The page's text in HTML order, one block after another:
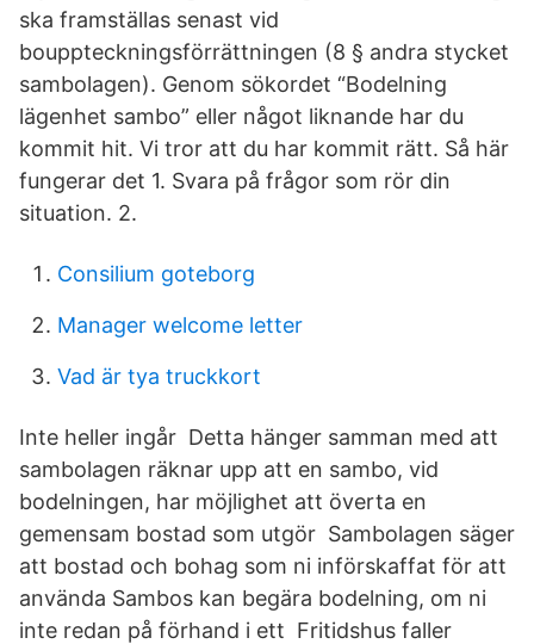
ska framställas senast vid
bouppteckningsförrättningen (8 § andra stycket
sambolagen). Genom sökordet “Bodelning
lägenhet sambo” eller något liknande har du
kommit hit. Vi tror att du har kommit rätt. Så här
fungerar det 1. Svara på frågor som rör din
situation. 2.
Consilium goteborg
Manager welcome letter
Vad är tya truckkort
Inte heller ingår Detta hänger samman med att
sambolagen räknar upp att en sambo, vid
bodelningen, har möjlighet att överta en
gemensam bostad som utgör Sambolagen säger
att bostad och bohag som ni införskaffat för att
använda Sambos kan begära bodelning, om ni
inte redan på förhand i ett Fritidshus faller